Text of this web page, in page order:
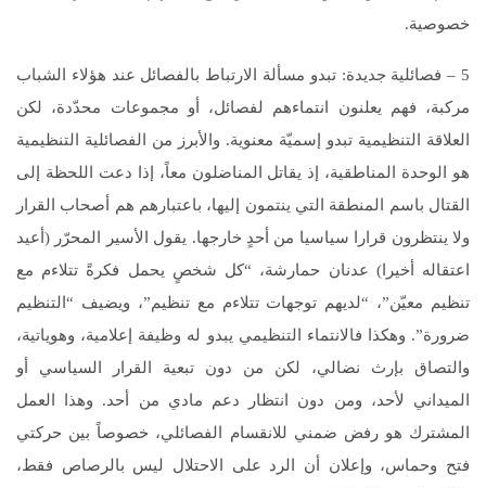
خصوصية.
5 – فصائلية جديدة: تبدو مسألة الارتباط بالفصائل عند هؤلاء الشباب
مركبة، فهم يعلنون انتماءهم لفصائل، أو مجموعات محدّدة، لكن
العلاقة التنظيمية تبدو إسميّة معنوية. والأبرز من الفصائلية التنظيمية
هو الوحدة المناطقية، إذ يقاتل المناضلون معاً، إذا دعت اللحظة إلى
القتال باسم المنطقة التي ينتمون إليها، باعتبارهم هم أصحاب القرار
ولا ينتظرون قرارا سياسيا من أحدٍ خارجها. يقول الأسير المحرّر (أعيد
اعتقاله أخيرا) عدنان حمارشة، “كل شخصٍ يحمل فكرةً تتلاءم مع
تنظيم معيّن”، “لديهم توجهات تتلاءم مع تنظيم”، ويضيف “التنظيم
ضرورة”. وهكذا فالانتماء التنظيمي يبدو له وظيفة إعلامية، وهوياتية،
والتصاق بإرث نضالي، لكن من دون تبعية القرار السياسي أو
الميداني لأحد، ومن دون انتظار دعم مادي من أحد. وهذا العمل
المشترك هو رفض ضمني للانقسام الفصائلي، خصوصاً بين حركتي
فتح وحماس، وإعلان أن الرد على الاحتلال ليس بالرصاص فقط،